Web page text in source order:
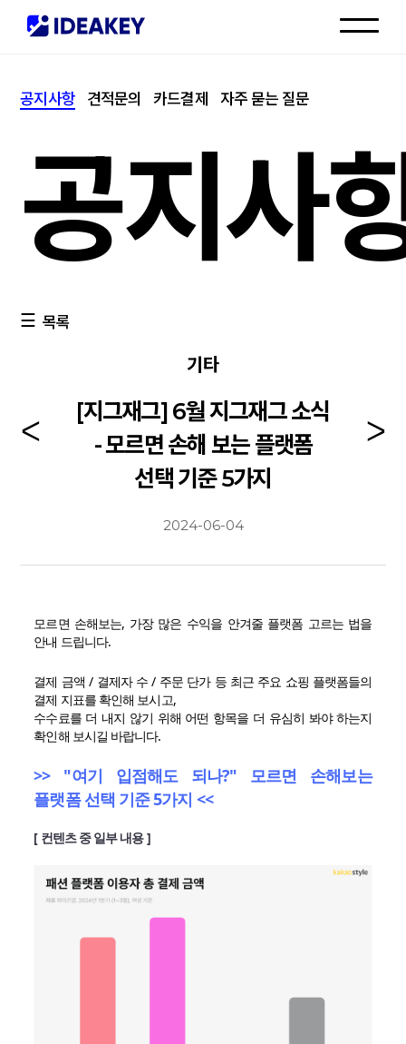
고객센터
공지사항 견적문의 카드결제 자주 묻는 질문
공지사
목록
기타
[지그재그] 6월 지그재그 소식
- 모르면 손해 보는 플랫폼
선택 기준 5가지
2024-06-04
모르면 손해보는, 가장 많은 수익을 안겨줄 플랫폼 고르는 법을
안내 드립니다.
결제 금액 / 결제자 수 / 주문 단가 등 최근 주요 쇼핑 플랫폼들의
결제 지표를 확인해 보시고,
수수료를 더 내지 않기 위해 어떤 항목을 더 유심히 봐야 하는지
확인해 보시길 바랍니다.
>> "여기 입점해도 되나?" 모르면 손해보는
플랫폼 선택 기준 5가지 <<
[ 컨텐츠 중 일부 내용 ]